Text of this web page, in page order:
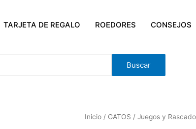
TARJETA DE REGALO ROEDORES CONSEJOS
Buscar
Inicio / GATOS / Juegos y